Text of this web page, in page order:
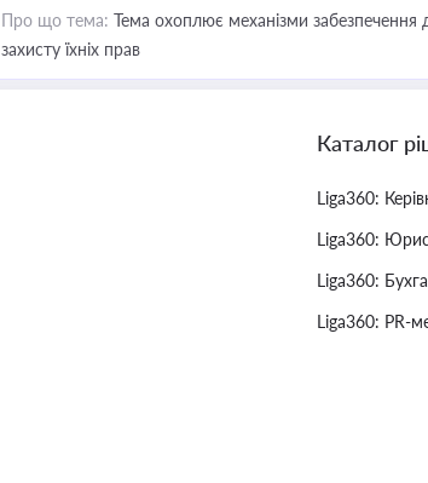
Про що тема: Тема охоплює механізми
захисту їхніх прав
Каталог
Liga360:
Liga360:
Liga360:
Liga360: PR-